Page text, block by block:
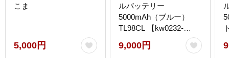
こま
5,000円
ルバッテリー
5000mAh（ブルー）
TL98CL 【kw0232-
0079-1】
9,000円